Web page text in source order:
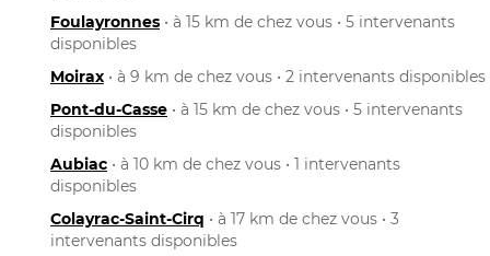
Foulayronnes • à 15 km de chez vous • 5 intervenants
disponibles
Moirax • à 9 km de chez vous • 2 intervenants disponibles
Pont-du-Casse • à 15 km de chez vous • 5 intervenants
disponibles
Aubiac • à 10 km de chez vous • 1 intervenants
disponibles
Colayrac-Saint-Cirq • à 17 km de chez vous • 3
intervenants disponibles